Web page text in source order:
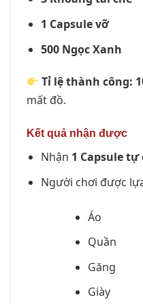
1 Capsule vỡ
500 Ngọc Xanh
Tỉ lệ thành công:
mất đồ.
Kết quả nhận được
Nhận 1 Capsule tự
Người chơi được
Áo
Quần
Găng
Giày